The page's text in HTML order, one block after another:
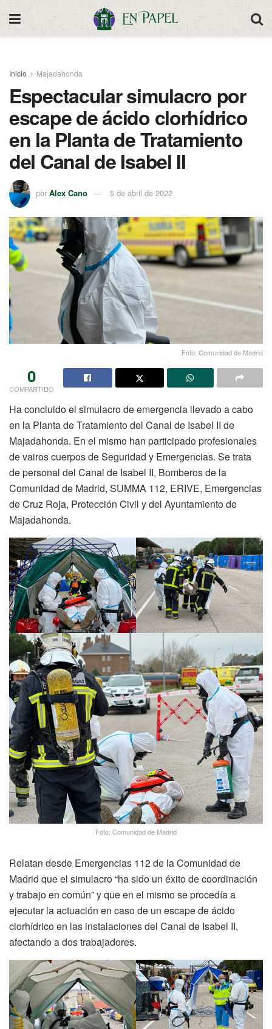
Inicio Majadahonda
Espectacular simulacro por
escape de ácido clorhídrico
en la Planta de Tratamiento
del Canal de Isabel II
por Alex Cano 5 de abril de 2022
Foto: Comunidad de Madrid
0
COMPARTIDO
Ha concluido el simulacro de emergencia llevado a cabo
en la Planta de Tratamiento del Canal de Isabel II de
Majadahonda. En el mismo han participado profesionales
de vairos cuerpos de Seguridad y Emergencias. Se trata
de personal del Canal de Isabel II, Bomberos de la
Comunidad de Madrid, SUMMA 112, ERIVE, Emergencias
de Cruz Roja, Protección Civil y del Ayuntamiento de
Majadahonda.
Foto: Comunidad de Madrid
Relatan desde Emergencias 112 de la Comunidad de
Madrid que el simulacro “ha sido un éxito de coordinación
y trabajo en común” y que en el mismo se procedía a
ejecutar la actuación en caso de un escape de ácido
clorhídrico en las instalaciones del Canal de Isabel II,
afectando a dos trabajadores.